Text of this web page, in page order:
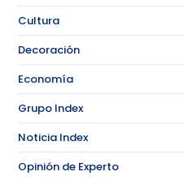
Cultura
Decoración
Economía
Grupo Index
Noticia Index
Opinión de Experto